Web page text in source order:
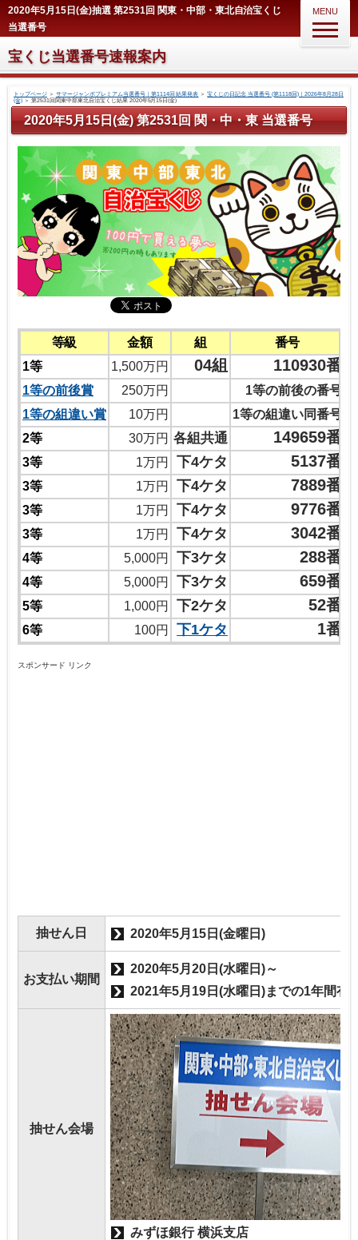
2020年5月15日(金)抽選 第2531回 関東・中部・東北自治宝くじ
当選番号
宝くじ当選番号速報案内
MENU
トップページ＞ サマージャンボプレミアム当選番号｜第1114回 結果発表 ＞宝くじの日記念 当選番号 (第1118回)｜2026年8月28日
(金)＞ 第2531回関東中部東北自治宝くじ結果 2020年5月15日(金)
2020年5月15日(金) 第2531回 関・中・東 当選番号
等級 金額 組
番号
1等
1,500万円 04組 110930番
1等の前後賞 250万円
1等の前後の番号
1等の組違い賞
10万円
1等の組違い同番号
2等
30万円 各組共通 149659番
3等 1万円 下4ケタ 5137番
3等 1万円 下4ケタ 7889番
3等 1万円 下4ケタ 9776番
3等 1万円 下4ケタ 3042番
4等 5,000円 下3ケタ 288番
4等 5,000円 下3ケタ 659番
5等 1,000円 下2ケタ 52番
6等 100円 下1ケタ 1番
スポンサード リンク
抽せん日 2020年5月15日(金曜日)
お支払い期間
2020年5月20日(水曜日)～
2021年5月19日(水曜日)までの1年間有
抽せん会場
みずほ銀行 横浜支店